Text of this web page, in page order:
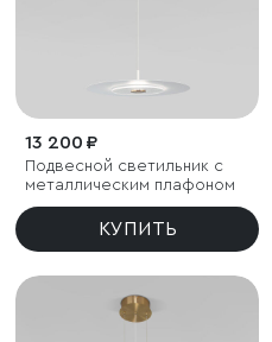
13 200 ₽
Подвесной светильник с
металлическим плафоном
КУПИТЬ